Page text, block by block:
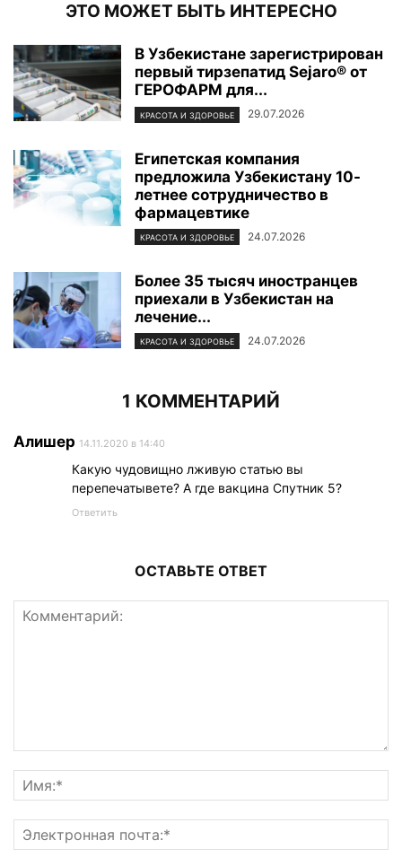
ЭТО МОЖЕТ БЫТЬ ИНТЕРЕСНО
В Узбекистане зарегистрирован
первый тирзепатид Sejaro® от
ГЕРОФАРМ для...
КРАСОТА И ЗДОРОВЬЕ 29.07.2026
Египетская компания
предложила Узбекистану 10-
летнее сотрудничество в
фармацевтике
КРАСОТА И ЗДОРОВЬЕ 24.07.2026
Более 35 тысяч иностранцев
приехали в Узбекистан на
лечение...
КРАСОТА И ЗДОРОВЬЕ 24.07.2026
1 КОММЕНТАРИЙ
Алишер 14.11.2020 в 14:40
Какую чудовищно лживую статью вы
перепечатывете? А где вакцина Спутник 5?
Ответить
ОСТАВЬТЕ ОТВЕТ